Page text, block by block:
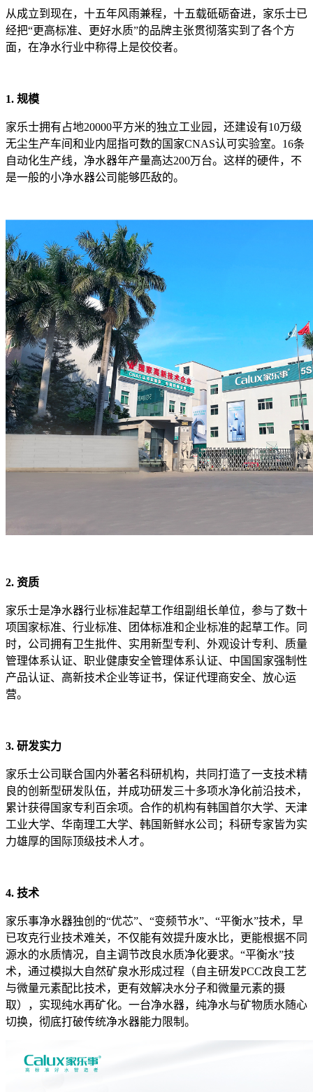
从成立到现在，十五年风雨兼程，十五载砥砺奋进，家乐士已
经把“更高标准、更好水质”的品牌主张贯彻落实到了各个方
面，在净水行业中称得上是佼佼者。
1. 规模
家乐士拥有占地20000平方米的独立工业园，还建设有10万级
无尘生产车间和业内屈指可数的国家CNAS认可实验室。16条
自动化生产线，净水器年产量高达200万台。这样的硬件，不
是一般的小净水器公司能够匹敌的。
2. 资质
家乐士是净水器行业标准起草工作组副组长单位，参与了数十
项国家标准、行业标准、团体标准和企业标准的起草工作。同
时，公司拥有卫生批件、实用新型专利、外观设计专利、质量
管理体系认证、职业健康安全管理体系认证、中国国家强制性
产品认证、高新技术企业等证书，保证代理商安全、放心运
营。
3. 研发实力
家乐士公司联合国内外著名科研机构，共同打造了一支技术精
良的创新型研发队伍，并成功研发三十多项水净化前沿技术，
累计获得国家专利百余项。合作的机构有韩国首尔大学、天津
工业大学、华南理工大学、韩国新鲜水公司；科研专家皆为实
力雄厚的国际顶级技术人才。
4. 技术
家乐事净水器独创的“优芯”、“变频节水”、“平衡水”技术，早
已攻克行业技术难关，不仅能有效提升废水比，更能根据不同
源水的水质情况，自主调节改良水质净化要求。“平衡水”技
术，通过模拟大自然矿泉水形成过程（自主研发PCC改良工艺
与微量元素配比技术，更有效解决水分子和微量元素的摄
取），实现纯水再矿化。一台净水器，纯净水与矿物质水随心
切换，彻底打破传统净水器能力限制。